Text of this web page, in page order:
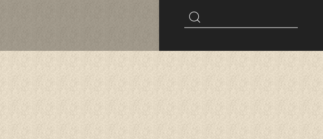
Suchbegriff
Suchen